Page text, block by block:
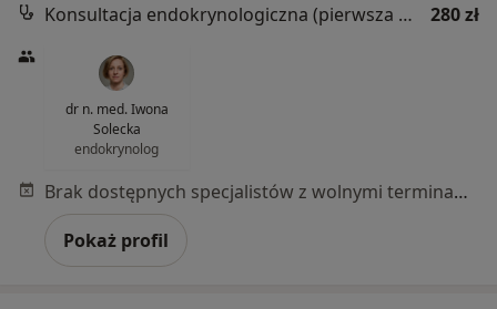
Konsultacja endokrynologiczna (pierwsza wizyta)
280 zł
dr n. med. Iwona
Solecka
endokrynolog
Brak dostępnych specjalistów z wolnymi terminami w tym centrum medycznym.
Pokaż profil